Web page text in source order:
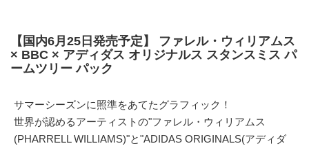
【国内6月25日発売予定】 ファレル・ウィリアムス
× BBC × アディダス オリジナルス スタンスミス パ
ームツリー パック
サマーシーズンに照準をあてたグラフィック！
世界が認めるアーティストの"ファレル・ウィリアムス
(PHARRELL WILLIAMS)"と"ADIDAS ORIGINALS(アディダ